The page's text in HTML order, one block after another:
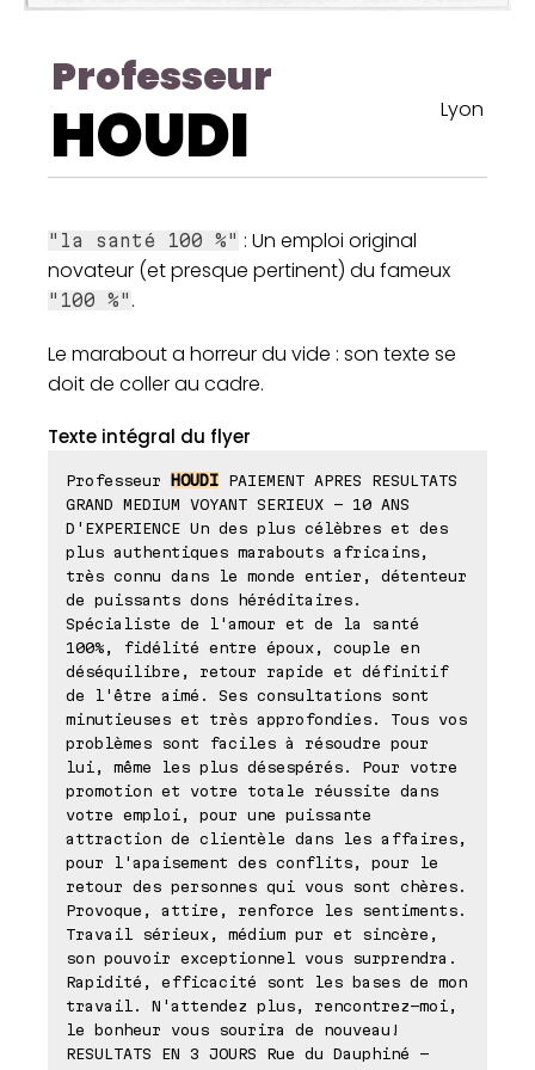
Professeur
HOUDI Lyon
"la santé 100 %" : Un emploi original
novateur (et presque pertinent) du fameux
"100 %" .
Le marabout a horreur du vide : son texte se
doit de coller au cadre.
Texte intégral du flyer
Professeur HOUDI PAIEMENT APRES RESULTATS
GRAND MEDIUM VOYANT SERIEUX - 10 ANS
D'EXPERIENCE Un des plus célèbres et des
plus authentiques marabouts africains,
très connu dans le monde entier, détenteur
de puissants dons héréditaires.
Spécialiste de l'amour et de la santé
100%, fidélité entre époux, couple en
déséquilibre, retour rapide et définitif
de l'être aimé. Ses consultations sont
minutieuses et très approfondies. Tous vos
problèmes sont faciles à résoudre pour
lui, même les plus désespérés. Pour votre
promotion et votre totale réussite dans
votre emploi, pour une puissante
attraction de clientèle dans les affaires,
pour l'apaisement des conflits, pour le
retour des personnes qui vous sont chères.
Provoque, attire, renforce les sentiments.
Travail sérieux, médium pur et sincère,
son pouvoir exceptionnel vous surprendra.
Rapidité, efficacité sont les bases de mon
travail. N'attendez plus, rencontrez-moi,
le bonheur vous sourira de nouveau!
RESULTATS EN 3 JOURS Rue du Dauphiné -